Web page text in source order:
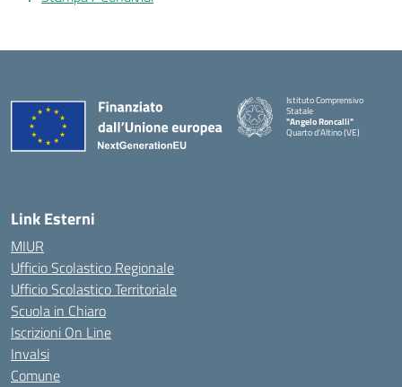
Istituto Comprensivo
Statale
"Angelo Roncalli"
Quarto d'Altino (VE)
Link Esterni
MIUR
Ufficio Scolastico Regionale
Ufficio Scolastico Territoriale
Scuola in Chiaro
Iscrizioni On Line
Invalsi
Comune